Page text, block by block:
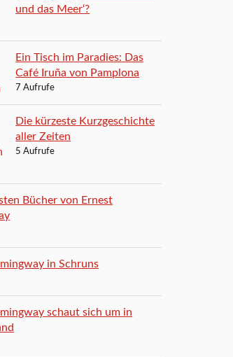
und das Meer‘?
Ein Tisch im Paradies: Das
Café Iruña von Pamplona
7 Aufrufe
Die kürzeste Kurzgeschichte
aller Zeiten
5 Aufrufe
Bücher von Ernest
in Schruns
schaut sich um in